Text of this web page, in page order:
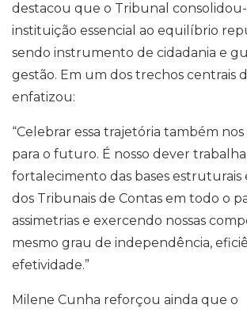
destacou que o Tribunal
instituição essencial ao equilíbrio
sendo instrumento de cidadania e
gestão. Em um dos trechos centrais
enfatizou:
“Celebrar essa trajetória também
para o futuro. É nosso dever
fortalecimento das bases estruturais
dos Tribunais de Contas em todo o
assimetrias e exercendo nossas
mesmo grau de independência,
efetividade.”
Milene Cunha reforçou ainda que o